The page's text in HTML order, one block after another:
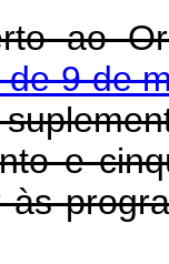
ao
de 9 de
e